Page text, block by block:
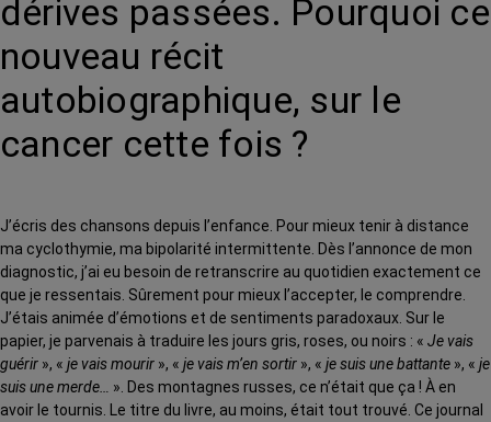
dérives passées. Pourquoi ce
nouveau récit
autobiographique, sur le
cancer cette fois ?
J’écris des chansons depuis l’enfance. Pour mieux tenir à distance
ma cyclothymie, ma bipolarité intermittente. Dès l’annonce de mon
diagnostic, j’ai eu besoin de retranscrire au quotidien exactement ce
que je ressentais. Sûrement pour mieux l’accepter, le comprendre.
J’étais animée d’émotions et de sentiments paradoxaux. Sur le
papier, je parvenais à traduire les jours gris, roses, ou noirs : « Je vais
guérir », « je vais mourir », « je vais m’en sortir », « je suis une battante », « je
suis une merde…
». Des montagnes russes, ce n’était que ça ! À en
avoir le tournis. Le titre du livre, au moins, était tout trouvé. Ce journal